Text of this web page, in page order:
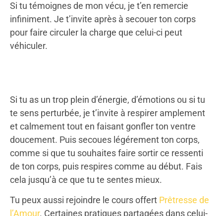
Si tu témoignes de mon vécu, je t’en remercie
infiniment. Je t’invite après à secouer ton corps
pour faire circuler la charge que celui-ci peut
véhiculer.
Si tu as un trop plein d’énergie, d’émotions ou si tu
te sens perturbée, je t’invite à respirer amplement
et calmement tout en faisant gonfler ton ventre
doucement. Puis secoues légérement ton corps,
comme si que tu souhaites faire sortir ce ressenti
de ton corps, puis respires comme au début. Fais
cela jusqu’à ce que tu te sentes mieux.
Tu peux aussi rejoindre le cours offert Prêtresse de
l’Amour. Certaines pratiques partagées dans celui-